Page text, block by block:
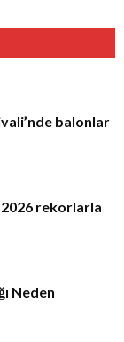
balonlar
rekorlarla
Neden